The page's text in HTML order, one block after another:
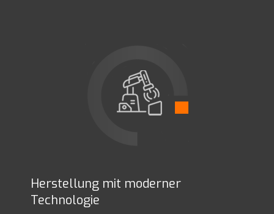
Herstellung mit moderner
Technologie